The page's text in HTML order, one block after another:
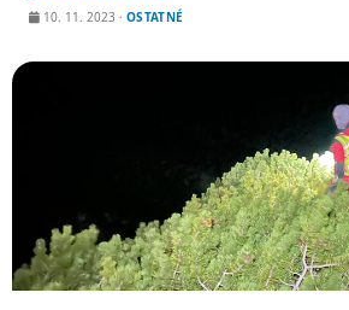
10. 11. 2023 · OSTATNÉ